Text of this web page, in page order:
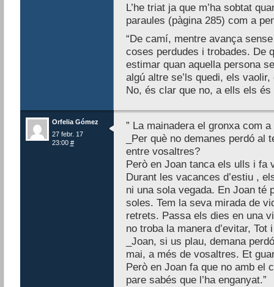
L’he triat ja que m’ha sobtat
paraules (pàgina 285) com a
“De camí, mentre avança
coses perdudes i trobades. De
estimar quan aquella persona
algú altre se’ls quedi, els
No, és clar que no, a ells els és
Orfelia Gómez
27 febr. 17
23:00 #
” La mainadera el gronxa com
_Per què no demanes perdó
entre vosaltres?
Però en Joan tanca els ulls i fa
Durant les vacances d’estiu ,
ni una sola vegada. En Joan té
soles. Tem la seva mirada de
retrets. Passa els dies en una
no troba la manera d’evitar,
_Joan, si us plau, demana
mai, a més de vosaltres. Et
Però en Joan fa que no amb el
pare sabés que l’ha enganyat.”